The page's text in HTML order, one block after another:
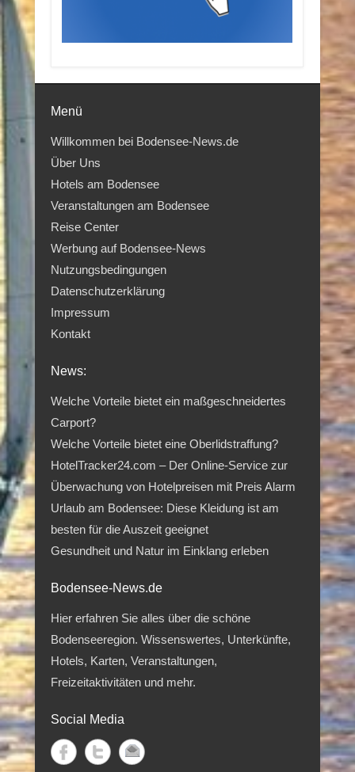
Menü
Willkommen bei Bodensee-News.de
Über Uns
Hotels am Bodensee
Veranstaltungen am Bodensee
Reise Center
Werbung auf Bodensee-News
Nutzungsbedingungen
Datenschutzerklärung
Impressum
Kontakt
News:
Welche Vorteile bietet ein maßgeschneidertes
Carport?
Welche Vorteile bietet eine Oberlidstraffung?
HotelTracker24.com – Der Online-Service zur
Überwachung von Hotelpreisen mit Preis Alarm
Urlaub am Bodensee: Diese Kleidung ist am
besten für die Auszeit geeignet
Gesundheit und Natur im Einklang erleben
Bodensee-News.de
Hier erfahren Sie alles über die schöne
Bodenseeregion. Wissenswertes, Unterkünfte,
Hotels, Karten, Veranstaltungen,
Freizeitaktivitäten und mehr.
Social Media